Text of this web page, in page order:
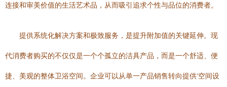
连接和审美价值的生活艺术品，从而吸引追求个性与品位的消费者。
提供系统化解决方案和极致服务，是提升附加值的关键延伸。现
代消费者购买的不仅仅是一个个孤立的洁具产品，而是一个舒适、便
捷、美观的整体卫浴空间。企业可以从单一产品销售转向提供‘空间设